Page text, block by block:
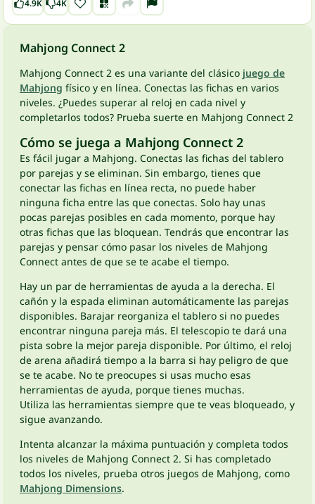
4.9K 4K
Mahjong Connect 2
Mahjong Connect 2 es una variante del clásico juego de
Mahjong físico y en línea. Conectas las fichas en varios
niveles. ¿Puedes superar al reloj en cada nivel y
completarlos todos? Prueba suerte en Mahjong Connect 2
Cómo se juega a Mahjong Connect 2
Es fácil jugar a Mahjong. Conectas las fichas del tablero
por parejas y se eliminan. Sin embargo, tienes que
conectar las fichas en línea recta, no puede haber
ninguna ficha entre las que conectas. Solo hay unas
pocas parejas posibles en cada momento, porque hay
otras fichas que las bloquean. Tendrás que encontrar las
parejas y pensar cómo pasar los niveles de Mahjong
Connect antes de que se te acabe el tiempo.
Hay un par de herramientas de ayuda a la derecha. El
cañón y la espada eliminan automáticamente las parejas
disponibles. Barajar reorganiza el tablero si no puedes
encontrar ninguna pareja más. El telescopio te dará una
pista sobre la mejor pareja disponible. Por último, el reloj
de arena añadirá tiempo a la barra si hay peligro de que
se te acabe. No te preocupes si usas mucho esas
herramientas de ayuda, porque tienes muchas.
Utiliza las herramientas siempre que te veas bloqueado, y
sigue avanzando.
Intenta alcanzar la máxima puntuación y completa todos
los niveles de Mahjong Connect 2. Si has completado
todos los niveles, prueba otros juegos de Mahjong, como
Mahjong Dimensions.